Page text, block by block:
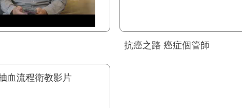
抗癌之路 癌症個管師